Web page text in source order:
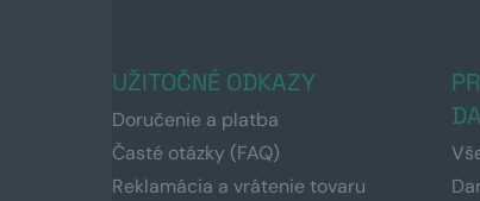
UŽITOČNÉ ODKAZY
Doručenie a platba
Časté otázky (FAQ)
Reklamácia a vrátenie tovaru